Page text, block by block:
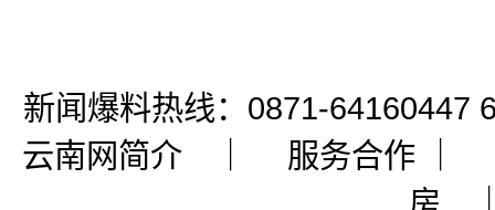
新闻爆料热线：0871-64160447
云南网简介 ｜ 服务合作